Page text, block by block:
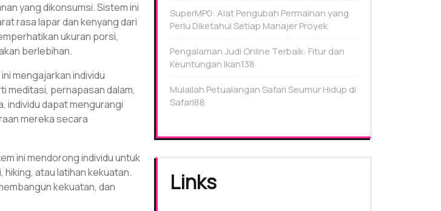
yang dikonsumsi. Sistem ini
rasa lapar dan kenyang dari
ukuran porsi,
berlebihan.
mengajarkan individu
meditasi, pernapasan dalam,
individu dapat mengurangi
mereka secara
ini mendorong individu untuk
hiking, atau latihan kekuatan.
kekuatan, dan
SuperMP0: Alat Pengubah Permainan yang
Perlu Diketahui Setiap Manajer Proyek
Pengalaman Judi Online Terbaik: Fitur dan
Keuntungan Ikan138
Mulailah Petualangan Safari Seumur Hidup di
Safari88
Links